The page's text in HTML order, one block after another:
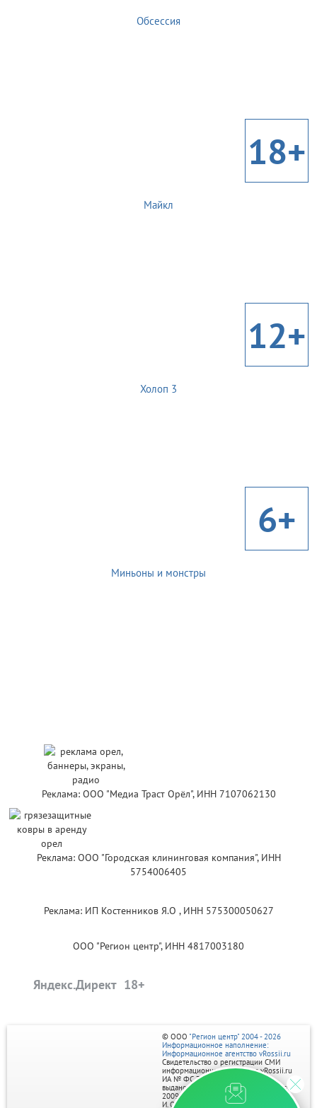
Обсессия
18+
Майкл
12+
Холоп 3
6+
Миньоны и монстры
Реклама: ООО "Медиа Траст Орёл", ИНН 7107062130
Реклама: ООО "Городская клининговая компания", ИНН
5754006405
Реклама: ИП Костенников Я.О , ИНН 575300050627
ООО "Регион центр", ИНН 4817003180
Яндекс.Директ
© ООО "Регион центр" 2004 - 2026
Информационное наполнение:
Информационное агентство vRossii.ru
Свидетельство о регистрации СМИ
информационного агентства vRossii.ru
ИА № ФС 77‑35502
выдано РОСКОМНАДЗОРом 04 марта
2009г.
И. О. Главного редактора Нарыков А. Н.